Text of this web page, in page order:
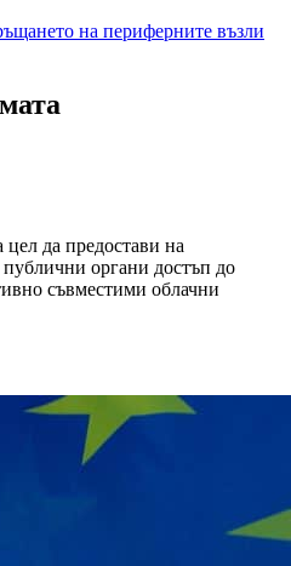
на периферните възли
да предостави на
органи достъп до
съвместими облачни